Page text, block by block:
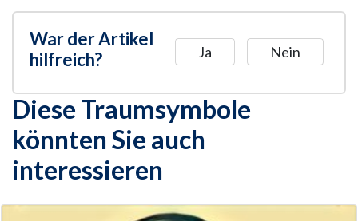
War der Artikel
hilfreich?
Ja Nein
Diese Traumsymbole
könnten Sie auch
interessieren